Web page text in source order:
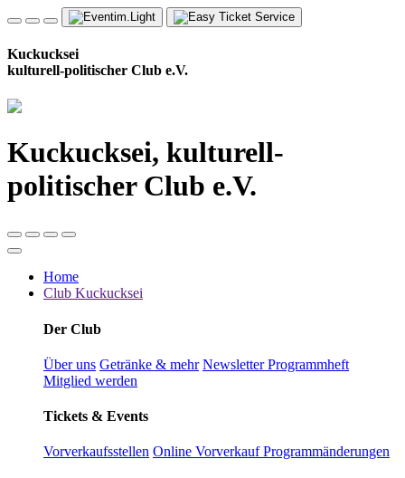
Kuckucksei
kulturell-politischer Club e.V.
Kuckucksei, kulturell-
politischer Club e.V.
Home
Club Kuckucksei
Der Club
Über uns Getränke & mehr NewsletterProgrammheft
Mitglied werden
Tickets & Events
Vorverkaufsstellen Online VorverkaufProgrammänderungen